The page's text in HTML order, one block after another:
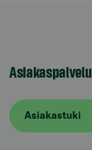
Asiakaspalvelu
Asiakastuki